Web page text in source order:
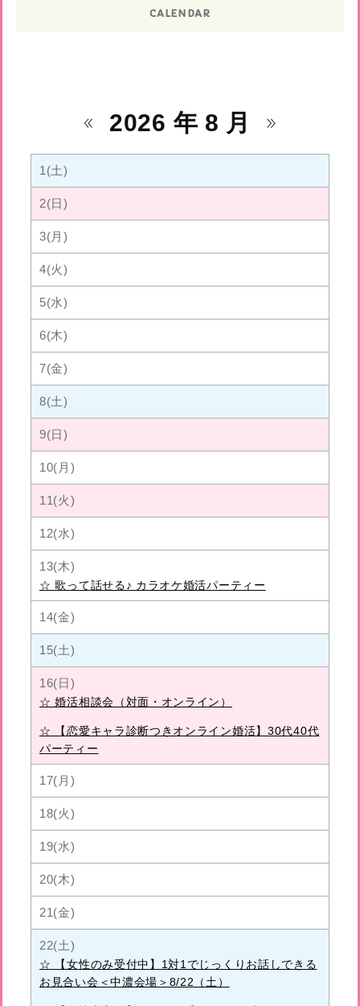
CALENDAR
2026 年 8 月
1(土)
2(日)
3(月)
4(火)
5(水)
6(木)
7(金)
8(土)
9(日)
10(月)
11(火)
12(水)
13(木)
☆ 歌って話せる♪ カラオケ婚活パーティー
14(金)
15(土)
16(日)
☆ 婚活相談会（対面・オンライン）
☆ 【恋愛キャラ診断つきオンライン婚活】30代40代
パーティー
17(月)
18(火)
19(水)
20(木)
21(金)
22(土)
☆ 【女性のみ受付中】1対1でじっくりお話しできる
お見合い会＜中濃会場＞8/22（土）